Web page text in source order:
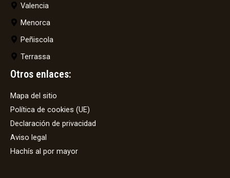
Valencia
Menorca
Peñiscola
Terrassa
Otros enlaces:
Mapa del sitio
Política de cookies (UE)
Declaración de privacidad
Aviso legal
Hachís al por mayor